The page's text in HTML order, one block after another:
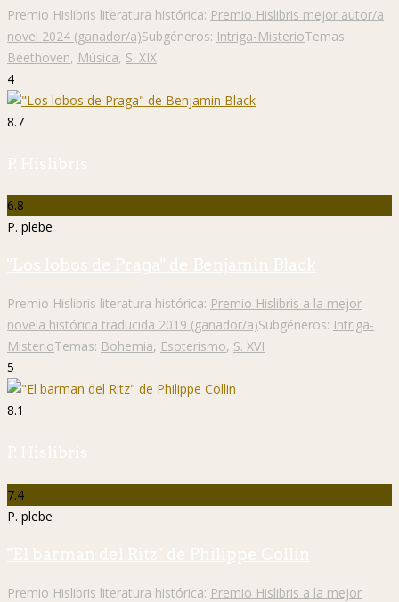
Premio Hislibris literatura histórica: Premio Hislibris mejor autor/a
novel 2024 (ganador/a)Subgéneros: Intriga-MisterioTemas:
Beethoven, Música, S. XIX
4
8.7
P. Hislibris
6.8
P. plebe
"Los lobos de Praga" de Benjamin Black
Premio Hislibris literatura histórica: Premio Hislibris a la mejor
novela histórica traducida 2019 (ganador/a)Subgéneros: Intriga-
MisterioTemas: Bohemia, Esoterismo, S. XVI
5
8.1
P. Hislibris
7.4
P. plebe
"El barman del Ritz" de Philippe Collin
Premio Hislibris literatura histórica: Premio Hislibris a la mejor